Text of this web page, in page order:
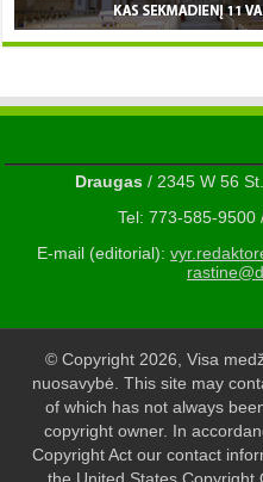
Draugas/ 2345 W 56
Tel: 773-585-
E-mail (editorial):
© Copyright 2026, Visa
nuosavybė. This site may
of which has not always
copyright owner. In
Copyright Act our contact
the United States Copyright